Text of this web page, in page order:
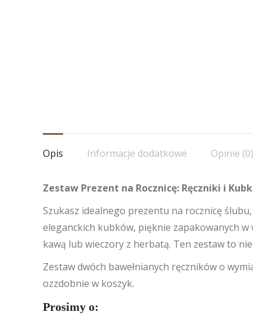
Opis
Informacje dodatkowe Opinie (0)
Zestaw Prezent na Rocznicę: Ręczniki i
Szukasz idealnego prezentu na rocznicę
eleganckich kubków, pięknie zapakowanych
kawą lub wieczory z herbatą. Ten zestaw to
Zestaw dwóch bawełnianych ręczników o
ozzdobnie w koszyk.
Prosimy o: